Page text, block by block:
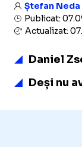
Ștefan Neda
Publicat:
Actualizat:
Daniel
Deși nu